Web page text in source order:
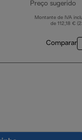
Preço sugerido
Montante de IVA
de 112,18 €
Comparar